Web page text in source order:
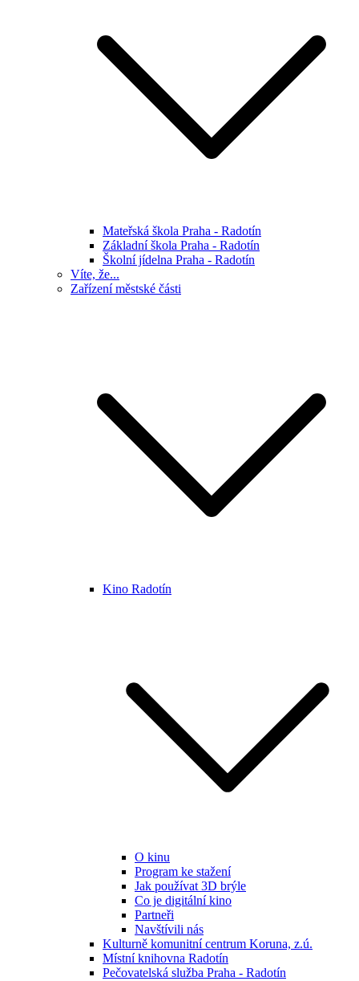
Mateřská škola Praha - Radotín
Základní škola Praha - Radotín
Školní jídelna Praha - Radotín
Víte, že...
Zařízení městské části
Kino Radotín
O kinu
Program ke stažení
Jak používat 3D brýle
Co je digitální kino
Partneři
Navštívili nás
Kulturně komunitní centrum Koruna, z.ú.
Místní knihovna Radotín
Pečovatelská služba Praha - Radotín